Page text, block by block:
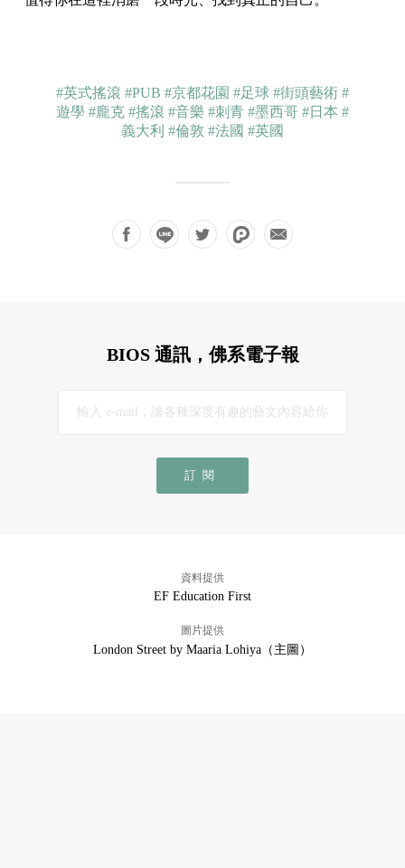
#英式搖滾 #PUB #京都花園 #足球 #街頭藝術 #
遊學 #龐克 #搖滾 #音樂 #刺青 #墨西哥 #日本 #
義大利 #倫敦 #法國 #英國
BIOS 通訊，佛系電子報
訂閱
資料提供
EF Education First
圖片提供
London Street by Maaria Lohiya（主圖）